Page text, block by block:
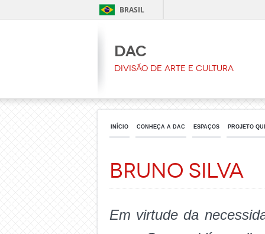
BRASIL
DAC
Divisão de Arte e Cultura
INÍCIO CONHEÇA A DAC ESPAÇOS PROJETO
Bruno Silva
Em virtude da